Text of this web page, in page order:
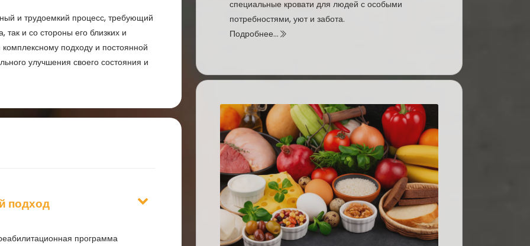
и трудоемкий процесс, требующий
так и со стороны его близких и
подходу и постоянной
улучшения своего состояния и
подход
программа
специальные кровати для людей с особыми
потребностями, уют и забота.
Подробнее...